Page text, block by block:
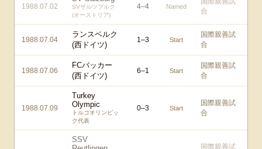
1988.07.02
SVザルツブルク
(オーストリア)
4–4 Named
合
1988.07.04
ランスベルク
(西ドイツ)
1–3 Start
国際親善試
合
1988.07.06
FCバッカー
(西ドイツ)
6–1 Start
国際親善試
合
1988.07.09
Turkey
Olympic
トルコオリンピッ
ク代表
0–3 Start
国際親善試
合
SSV
国際親善試